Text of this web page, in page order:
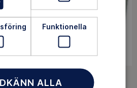
Funktionella
ALLA